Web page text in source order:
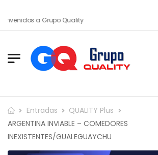
a Grupo Quality
Entradas
QUALITY Plus
ARGENTINA INVIABLE – COMEDORES
INEXISTENTES/GUALEGUAYCHU